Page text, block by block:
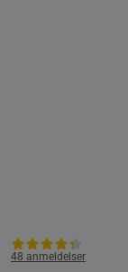
48 anmeldelser